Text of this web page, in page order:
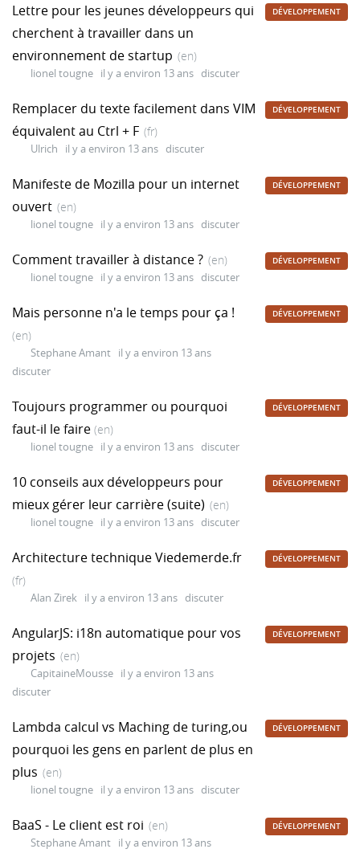
Lettre pour les jeunes développeurs qui
cherchent à travailler dans un
environnement de startup (en)
lionel tougne il y a environ 13 ans discuter
DÉVELOPPEMENT
Remplacer du texte facilement dans VIM
équivalent au Ctrl + F (fr)
Ulrich il y a environ 13 ans discuter
DÉVELOPPEMENT
Manifeste de Mozilla pour un internet
ouvert (en)
lionel tougne il y a environ 13 ans discuter
DÉVELOPPEMENT
Comment travailler à distance ? (en)
lionel tougne il y a environ 13 ans discuter
DÉVELOPPEMENT
Mais personne n'a le temps pour ça !
(en)
Stephane Amant il y a environ 13 ans
discuter
DÉVELOPPEMENT
Toujours programmer ou pourquoi
faut-il le faire (en)
lionel tougne il y a environ 13 ans discuter
DÉVELOPPEMENT
10 conseils aux développeurs pour
mieux gérer leur carrière (suite) (en)
lionel tougne il y a environ 13 ans discuter
DÉVELOPPEMENT
Architecture technique Viedemerde.fr
(fr)
Alan Zirek il y a environ 13 ans discuter
DÉVELOPPEMENT
AngularJS: i18n automatique pour vos
projets (en)
CapitaineMousse il y a environ 13 ans
discuter
DÉVELOPPEMENT
Lambda calcul vs Maching de turing,ou
pourquoi les gens en parlent de plus en
plus (en)
lionel tougne il y a environ 13 ans discuter
DÉVELOPPEMENT
BaaS - Le client est roi (en)
Stephane Amant il y a environ 13 ans
DÉVELOPPEMENT